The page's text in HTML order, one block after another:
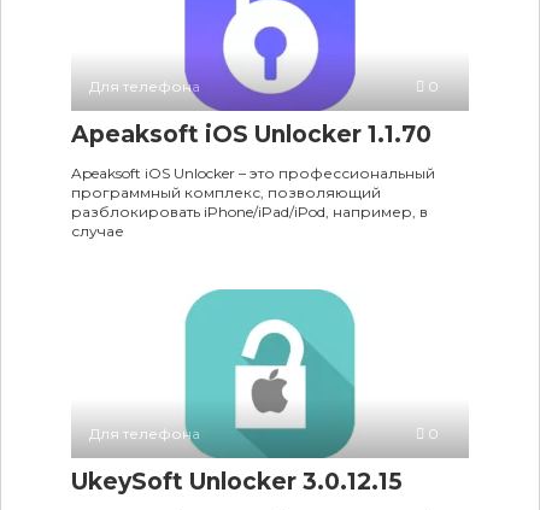
Для телефона 0
Apeaksoft iOS Unlocker 1.1.70
Apeaksoft iOS Unlocker – это профессиональный
программный комплекс, позволяющий
разблокировать iPhone/iPad/iPod, например, в
случае
Для телефона 0
UkeySoft Unlocker 3.0.12.15